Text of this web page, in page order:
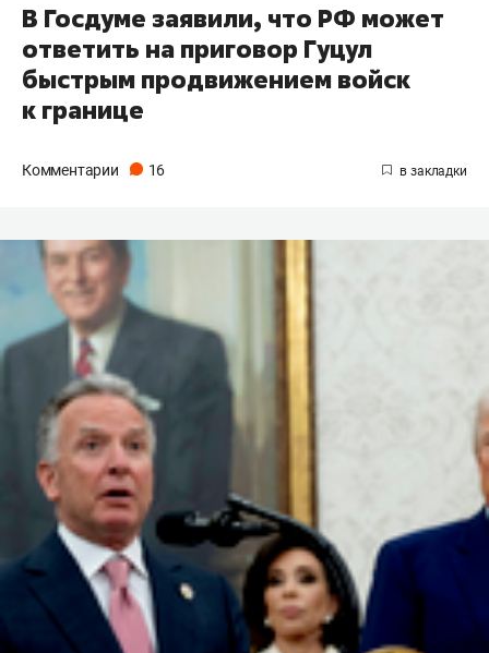
В Госдуме заявили, что РФ может
ответить на приговор Гуцул
быстрым продвижением войск
к границе
Комментарии 16